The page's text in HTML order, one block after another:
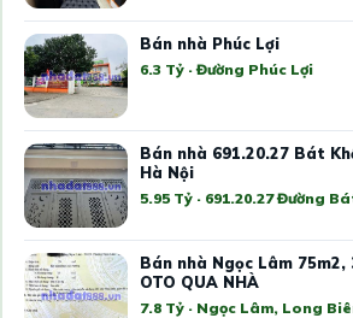
Bán nhà Phúc Lợi
6.3 Tỷ · Đường Phúc Lợi
Bán nhà 691.20.27 Bát
Hà Nội
5.95 Tỷ · 691.20.27 Đường
Bán nhà Ngọc Lâm
OTO QUA NHÀ
7.8 Tỷ · Ngọc Lâm, Long